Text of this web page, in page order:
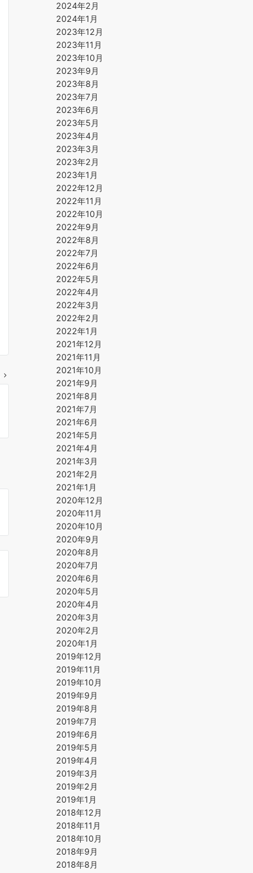
2024年2月
2024年1月
2023年12月
2023年11月
2023年10月
2023年9月
2023年8月
2023年7月
2023年6月
2023年5月
2023年4月
2023年3月
2023年2月
2023年1月
2022年12月
2022年11月
2022年10月
2022年9月
2022年8月
2022年7月
2022年6月
2022年5月
2022年4月
2022年3月
2022年2月
2022年1月
2021年12月
2021年11月
2021年10月
2021年9月
2021年8月
2021年7月
2021年6月
2021年5月
2021年4月
2021年3月
2021年2月
2021年1月
2020年12月
2020年11月
2020年10月
2020年9月
2020年8月
2020年7月
2020年6月
2020年5月
2020年4月
2020年3月
2020年2月
2020年1月
2019年12月
2019年11月
2019年10月
2019年9月
2019年8月
2019年7月
2019年6月
2019年5月
2019年4月
2019年3月
2019年2月
2019年1月
2018年12月
2018年11月
2018年10月
2018年9月
2018年8月